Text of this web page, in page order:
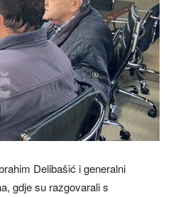
Delibašić i generalni
gdje su razgovarali s